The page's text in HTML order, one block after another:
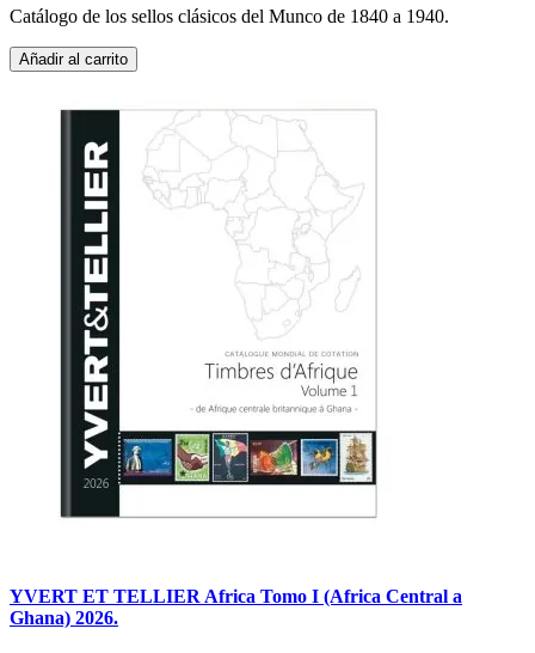
Catálogo de los sellos clásicos del Munco de 1840 a 1940.
Añadir al carrito
YVERT ET TELLIER Africa Tomo I (Africa Central a
Ghana) 2026.